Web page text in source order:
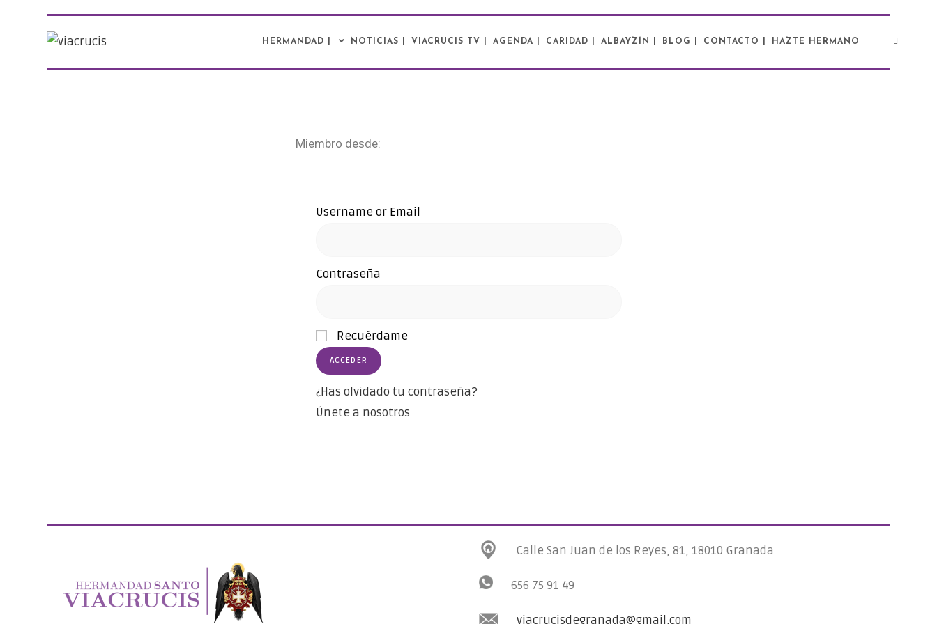
HERMANDAD | NOTICIAS | VIACRUCIS TV | AGENDA | CARIDAD | ALBAYZÍN | BLOG | CONTACTO | HAZTE HERMANO
Miembro desde:
Username or Email
Contraseña
Recuérdame
¿Has olvidado tu contraseña?
Únete a nosotros
Calle San Juan de los Reyes, 81, 18010 Granada
656 75 91 49
viacrucisdegranada@gmail.com